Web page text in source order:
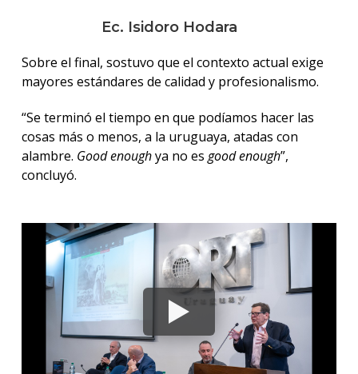
Ec. Isidoro Hodara
Sobre el final, sostuvo que el contexto actual exige
mayores estándares de calidad y profesionalismo.
“Se terminó el tiempo en que podíamos hacer las
cosas más o menos, a la uruguaya, atadas con
alambre. Good enoughya no es good enough”,
concluyó.